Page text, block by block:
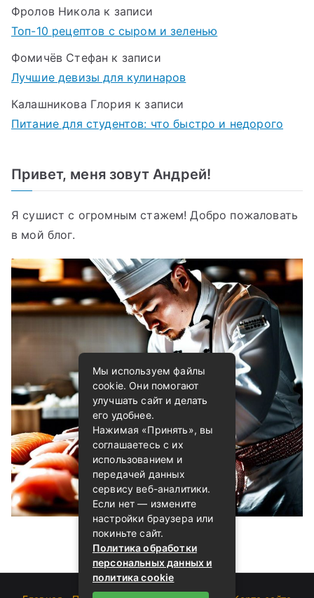
Фролов Никола к записи
Топ-10 рецептов с сыром и зеленью
Фомичёв Стефан к записи
Лучшие девизы для кулинаров
Калашникова Глория к записи
Питание для студентов: что быстро и недорого
Привет, меня зовут Андрей!
Я сушист с огромным стажем! Добро пожаловать
в мой блог.
Мы используем файлы
cookie. Они помогают
улучшать сайт и делать
его удобнее.
Нажимая «Принять», вы
соглашаетесь с их
использованием и
передачей данных
сервису веб-аналитики.
Если нет — измените
настройки браузера или
покиньте сайт.
Политика обработки
персональных данных и
политика cookie